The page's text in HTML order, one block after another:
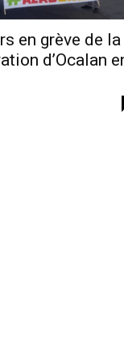
en grève de la
d’Ocalan